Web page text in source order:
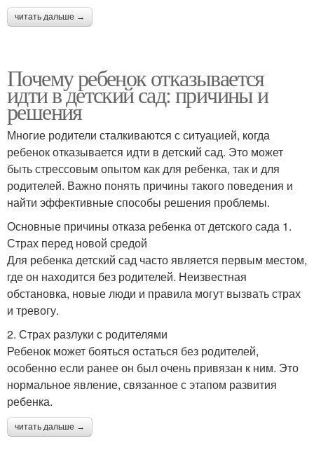
читать дальше →
Почему ребенок отказывается
идти в детский сад: причины и
решения
Многие родители сталкиваются с ситуацией, когда
ребенок отказывается идти в детский сад. Это может
быть стрессовым опытом как для ребенка, так и для
родителей. Важно понять причины такого поведения и
найти эффективные способы решения проблемы.
Основные причины отказа ребенка от детского сада 1.
Страх перед новой средой
Для ребенка детский сад часто является первым местом,
где он находится без родителей. Неизвестная
обстановка, новые люди и правила могут вызвать страх
и тревогу.
2. Страх разлуки с родителями
Ребенок может бояться остаться без родителей,
особенно если ранее он был очень привязан к ним. Это
нормальное явление, связанное с этапом развития
ребенка.
читать дальше →